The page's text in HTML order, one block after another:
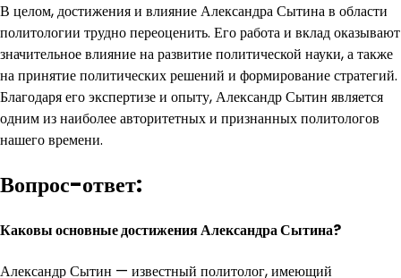
В целом, достижения и влияние Александра Сытина в области
политологии трудно переоценить. Его работа и вклад оказывают
значительное влияние на развитие политической науки, а также
на принятие политических решений и формирование стратегий.
Благодаря его экспертизе и опыту, Александр Сытин является
одним из наиболее авторитетных и признанных политологов
нашего времени.
Вопрос-ответ:
Каковы основные достижения Александра Сытина?
Александр Сытин — известный политолог, имеющий